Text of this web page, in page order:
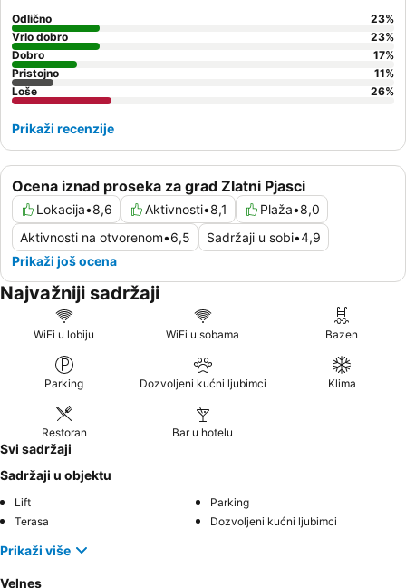
Ocena iznad proseka za grad Zlatni Pjasci
Lokacija•8,6 Aktivnosti•8,1 Plaža•8,0
Aktivnosti na otvorenom•6,5 Sadržaji u sobi•4,9
Prikaži još ocena
Odlično 23%
Vrlo dobro
23%
Dobro
17%
Pristojno
11%
Loše
26%
Prikaži recenzije
Najvažniji sadržaji
WiFi u lobiju WiFi u sobama Bazen
Parking Dozvoljeni kućni ljubimci Klima
Restoran Bar u hotelu
Svi sadržaji
Sadržaji u objektu
Lift
Parking
Terasa
Dozvoljeni kućni ljubimci
Prikaži više
Velnes